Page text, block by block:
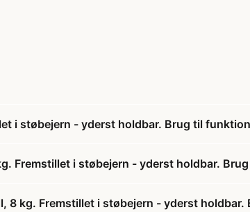
i støbejern - yderst holdbar. Brug til
Fremstillet i støbejern - yderst holdbar.
8 kg. Fremstillet i støbejern - yderst